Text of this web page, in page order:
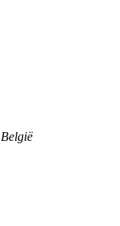
België